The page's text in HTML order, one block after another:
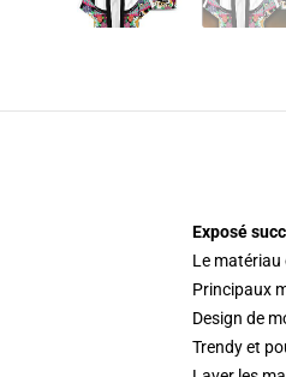
Exposé
Le matériau
Principaux
Design de
Trendy et